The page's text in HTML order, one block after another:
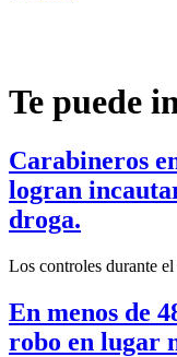
Te puede
Carabineros
logran
droga.
Los controles durante
En menos de
robo en lugar